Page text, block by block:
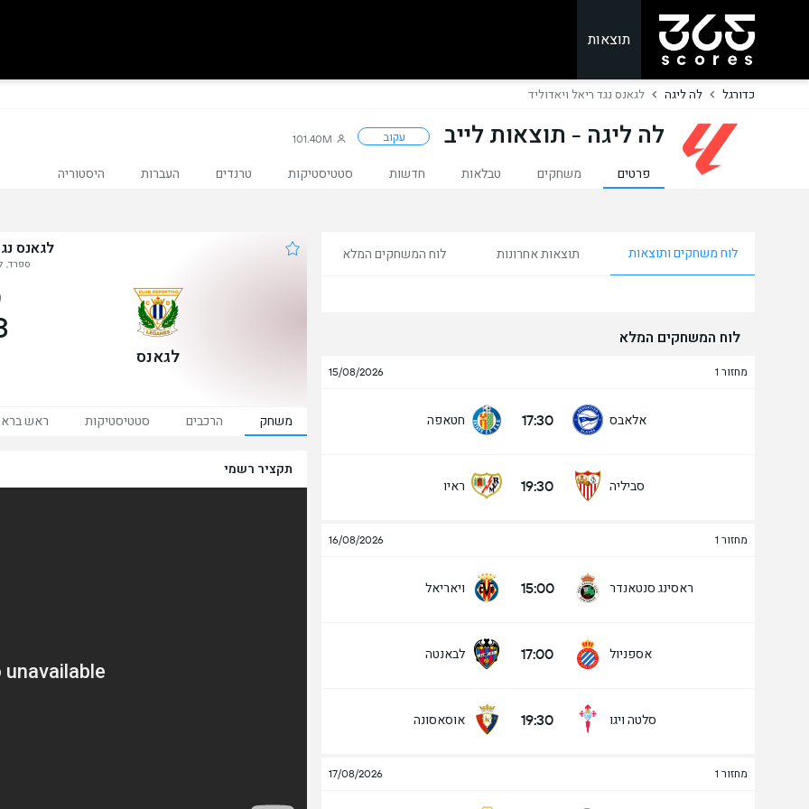
תוצאות
כדורגל לה ליגה לגאנס נגד ריאל ויאדוליד
לה ליגה - תוצאות לייב עקוב 101.40M
פרטים משחקים טבלאות חדשות סטטיסטיקות טרנדים העברות היסטוריה
לוח משחקים ותוצאות תוצאות אחרונות לוח המשחקים המלא
לוח המשחקים המלא
מחזור 1 15/08/2026
אלאבס 17:30 חטאפה
סביליה 19:30 ראיו
מחזור 1 16/08/2026
ראסינג סנטאנדר 15:00 ויאריאל
אספניול 17:00 לבאנטה
סלטה ויגו 19:30 אוסאסונה
מחזור 1 17/08/2026
לגאנס
ספרד,
לגאנס
משחק הרכבים סטטיסטיקות ראש
תקציר רשמי